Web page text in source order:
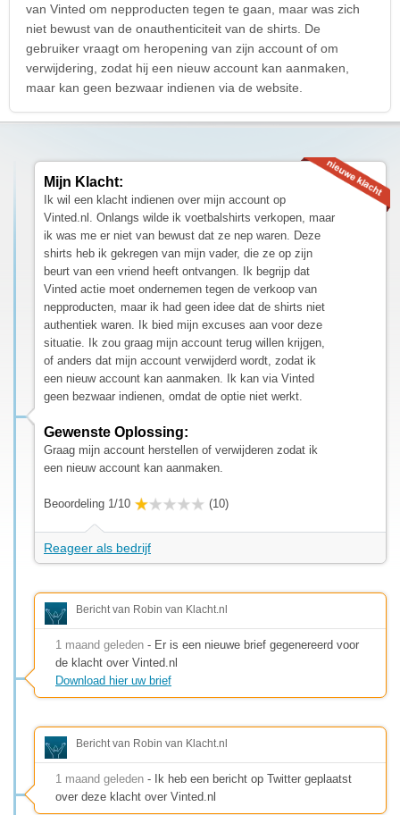
van Vinted om nepproducten tegen te gaan, maar was zich
niet bewust van de onauthenticiteit van de shirts. De
gebruiker vraagt om heropening van zijn account of om
verwijdering, zodat hij een nieuw account kan aanmaken,
maar kan geen bezwaar indienen via de website.
Mijn Klacht:
Ik wil een klacht indienen over mijn account op
Vinted.nl. Onlangs wilde ik voetbalshirts verkopen, maar
ik was me er niet van bewust dat ze nep waren. Deze
shirts heb ik gekregen van mijn vader, die ze op zijn
beurt van een vriend heeft ontvangen. Ik begrijp dat
Vinted actie moet ondernemen tegen de verkoop van
nepproducten, maar ik had geen idee dat de shirts niet
authentiek waren. Ik bied mijn excuses aan voor deze
situatie. Ik zou graag mijn account terug willen krijgen,
of anders dat mijn account verwijderd wordt, zodat ik
een nieuw account kan aanmaken. Ik kan via Vinted
geen bezwaar indienen, omdat de optie niet werkt.
Gewenste Oplossing:
Graag mijn account herstellen of verwijderen zodat ik
een nieuw account kan aanmaken.
Beoordeling 1/10 (10)
Reageer als bedrijf
Bericht van Robin van Klacht.nl
1 maand geleden - Er is een nieuwe brief gegenereerd voor
de klacht over Vinted.nl
Download hier uw brief
Bericht van Robin van Klacht.nl
1 maand geleden - Ik heb een bericht op Twitter geplaatst
over deze klacht over Vinted.nl